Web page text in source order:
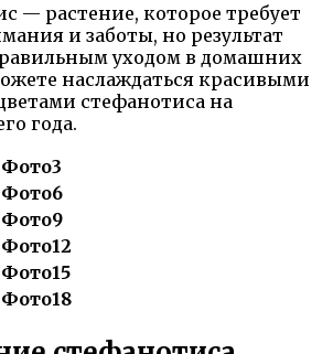
— растение, которое требует
и заботы, но результат
уходом в домашних
наслаждаться красивыми
стефанотиса на
года.
Фото3
Фото6
Фото9
Фото12
Фото15
Фото18